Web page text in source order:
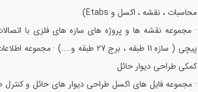
محاسبات ، نقشه ، اکسل و Etabs)
· مجموعه نقشه ها و پروژه های سازه های فلزی با
پیچی ( سازه 11 طبقه ، برج 27 طبقه و....)
· مجموعه
کمکی طراحی دیوار حائل
· مجموعه فایل های اکسل طراحی دیوار های حائل و کنترل